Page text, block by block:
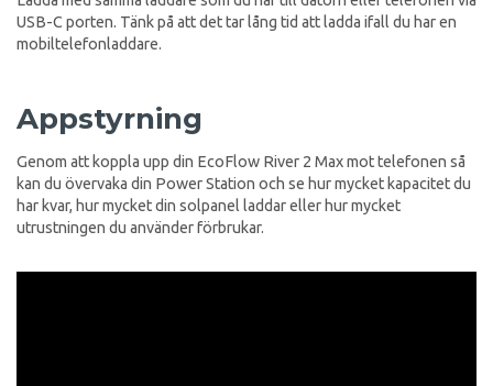
USB-C porten. Tänk på att det tar lång tid att ladda ifall du har en
mobiltelefonladdare.
Appstyrning
Genom att koppla upp din EcoFlow River 2 Max mot telefonen så
kan du övervaka din Power Station och se hur mycket kapacitet du
har kvar, hur mycket din solpanel laddar eller hur mycket
utrustningen du använder förbrukar.